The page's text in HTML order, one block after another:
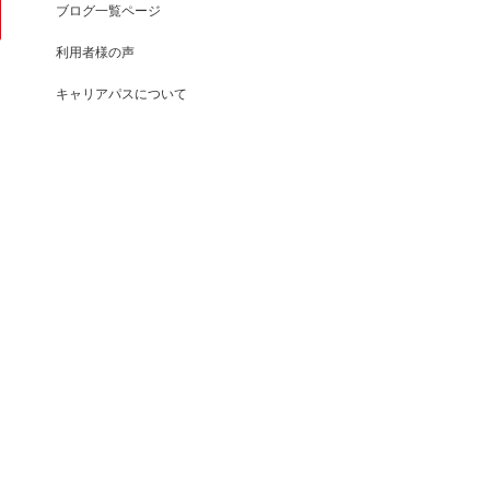
ブログ一覧ページ
利用者様の声
キャリアパスについて